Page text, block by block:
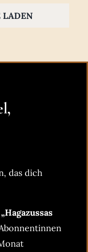
LADEN
das dich
„Hagazussas